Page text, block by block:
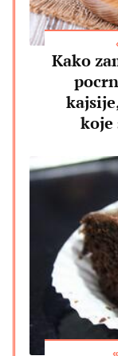
Kako
koje